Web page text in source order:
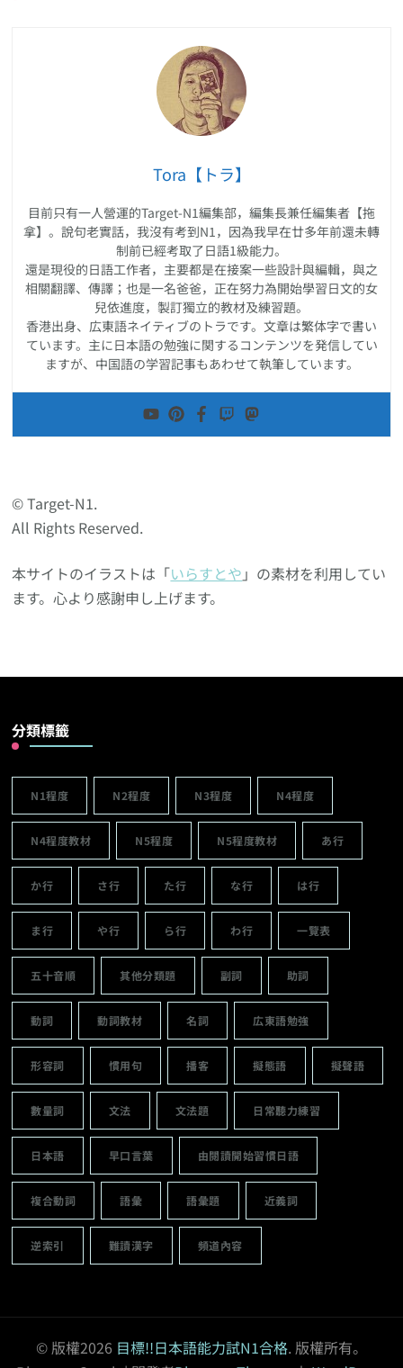
Tora【トラ】
目前只有一人營運的Target-N1編集部，編集長兼任編集者【拖
拿】。說句老實話，我沒有考到N1，因為我早在廿多年前還未轉
制前已經考取了日語1級能力。
還是現役的日語工作者，主要都是在接案一些設計與編輯，與之
相關翻譯、傳譯；也是一名爸爸，正在努力為開始學習日文的女
兒依進度，製訂獨立的教材及練習題。
香港出身、広東語ネイティブのトラです。文章は繁体字で書い
ています。主に日本語の勉強に関するコンテンツを発信してい
ますが、中国語の学習記事もあわせて執筆しています。
© Target-N1.
All Rights Reserved.
本サイトのイラストは「いらすとや 」の素材を利用してい
ます。心より感謝申し上げます。
分類標籤
N1程度 N2程度 N3程度 N4程度
N4程度教材 N5程度 N5程度教材 あ行
か行 さ行 た行 な行 は行
ま行 や行 ら行 わ行 一覽表
五十音順 其他分類題 副詞 助詞
動詞 動詞教材 名詞 広東語勉強
形容詞 慣用句 播客 擬態語 擬聲語
數量詞 文法 文法題 日常聽力練習
日本語 早口言葉 由閱讀開始習慣日語
複合動詞 語彙 語彙題 近義詞
逆索引 難讀漢字 頻道內容
© 版權2026 目標!!日本語能力試N1合格. 版權所有。